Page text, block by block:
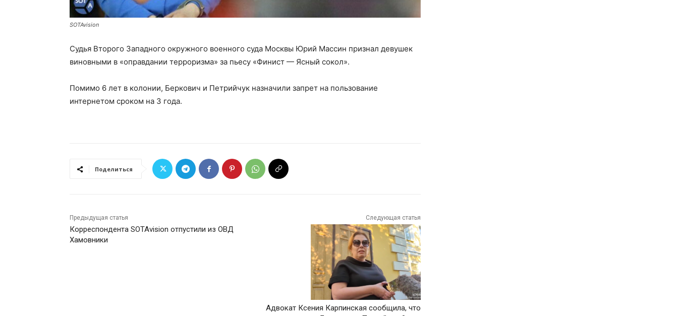
SOTAvision
Судья Второго Западного окружного военного суда Москвы Юрий Массин признал девушек
виновными в «оправдании терроризма» за пьесу «Финист — Ясный сокол».
Помимо 6 лет в колонии, Беркович и Петрийчук назначили запрет на пользование
интернетом сроком на 3 года.
Поделиться
Предыдущая статья
Корреспондента SOTAvision отпустили из ОВД
Хамовники
Следующая статья
Адвокат Ксения Карпинская сообщила, что